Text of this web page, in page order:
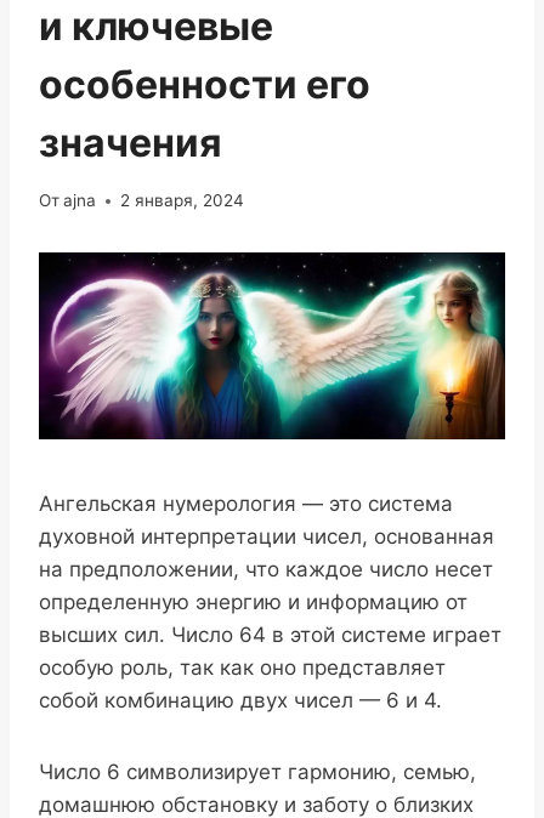
и ключевые
особенности его
значения
Отajna 2 января, 2024
Ангельская нумерология — это система
духовной интерпретации чисел, основанная
на предположении, что каждое число несет
определенную энергию и информацию от
высших сил. Число 64 в этой системе играет
особую роль, так как оно представляет
собой комбинацию двух чисел — 6 и 4.
Число 6 символизирует гармонию, семью,
домашнюю обстановку и заботу о близких